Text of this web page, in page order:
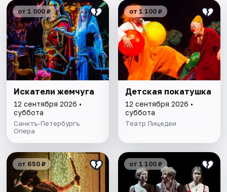
от 1 000 ₽
Искатели жемчуга
12 сентября 2026 •
суббота
Санктъ-Петербургъ
Опера
от 1 100 ₽
Детская покатушка
12 сентября 2026 •
суббота
Театр Лицедеи
от 650 ₽ от 1 100 ₽